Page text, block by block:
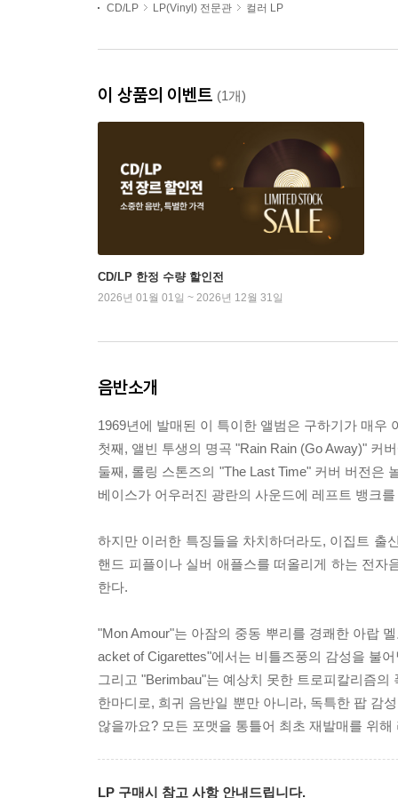
CD/LP
LP(Vinyl) 전문관 컬러 LP
이 상품의 이벤트 (1개)
CD/LP 한정 수량 할인전
2026년 01월 01일 ~ 2026년 12월 31일
음반소개
1969년에 발매된 이 특이한 앨범은 구하기가 매우
첫째, 앨빈 투생의 명곡 "Rain Rain (Go Away)" 커
둘째, 롤링 스톤즈의 "The Last Time" 커버 버전은
베이스가 어우러진 광란의 사운드에 레프트 뱅크
하지만 이러한 특징들을 차치하더라도, 이집트 출
핸드 피플이나 실버 애플스를 떠올리게 하는 전
한다.
"Mon Amour"는 아잠의 중동 뿌리를 경쾌한 아랍
acket of Cigarettes"에서는 비틀즈풍의 감성을 불
그리고 "Berimbau"는 예상치 못한 트로피칼리즘의
한마디로, 희귀 음반일 뿐만 아니라, 독특한 팝 감
않을까요? 모든 포맷을 통틀어 최초 재발매를 위
LP 구매시 참고 사항 안내드립니다.